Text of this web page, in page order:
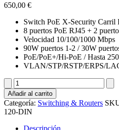
650,00 €
Switch PoE X-Security Carril
8 puertos PoE RJ45 + 2
Velocidad 10/100/1000 Mbps
90W puertos 1-2 / 30W
PoE/PoE+/Hi-PoE / Hasta
VLAN/STP/RSTP/ERPS/
XS-
SWI1008HIPOE-
MGF-
120-
DIN
cantidad
Añadir al carrito
Categoría: Switching & Routers
120-DIN
Descripción